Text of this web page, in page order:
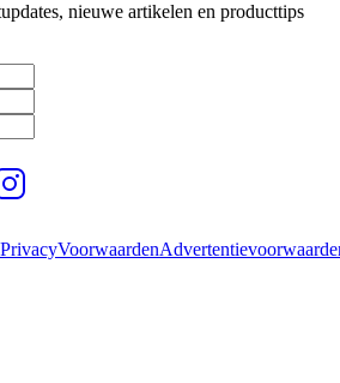
nieuwe artikelen en producttips
PrivacyVoorwaarden